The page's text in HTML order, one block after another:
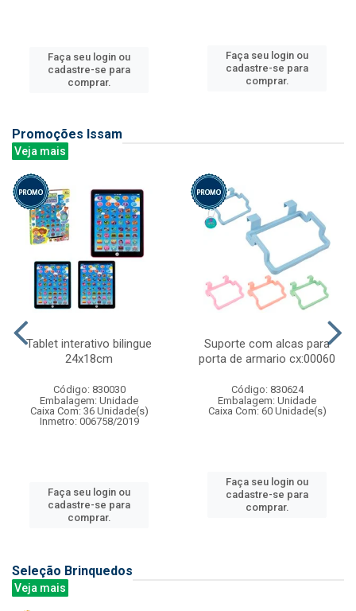
Faça seu login ou
cadastre-se para
comprar.
Faça seu login ou
cadastre-se para
comprar.
Promoções Issam
Veja mais
Tablet interativo bilingue
24x18cm
Código: 830030
Embalagem: Unidade
Caixa Com: 36 Unidade(s)
Inmetro: 006758/2019
Faça seu login ou
cadastre-se para
comprar.
Suporte com alcas para
porta de armario cx:00060
Código: 830624
Embalagem: Unidade
Caixa Com: 60 Unidade(s)
Faça seu login ou
cadastre-se para
comprar.
Seleção Brinquedos
Veja mais